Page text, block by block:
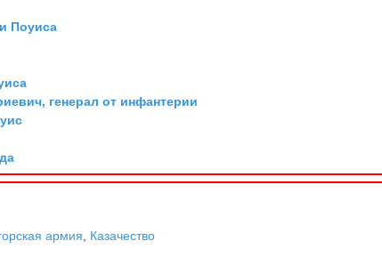
Поуиса
генерал от инфантерии
армия Казачество